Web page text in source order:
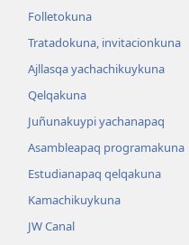
Folletokuna
Tratadokuna, invitacionkuna
Ajllasqa yachachikuykuna
Qelqakuna
Juñunakuypi yachanapaq
Asambleapaq programakuna
Estudianapaq qelqakuna
Kamachikuykuna
JW Canal